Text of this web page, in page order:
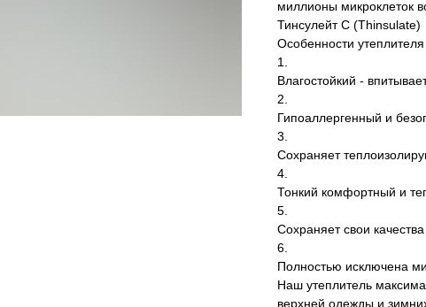
миллионы микроклеток
Тинсулейт С (Thinsulate)
Особенности
1.
Влагостойкий -
2.
Гипоаллергенный и
3.
Сохраняет
4.
Тонкий комфортный и
5.
Сохраняет свои
6.
Полностью исключена
Наш утеплитель
верхней одежды и